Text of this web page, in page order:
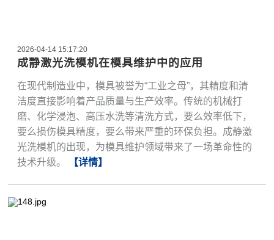
2026-04-14 15:17:20
成静激光洗模机在模具维护中的应用
在现代制造业中，模具被誉为“工业之母”，其精度和清
洁度直接影响着产品质量与生产效率。传统的机械打
磨、化学浸泡、高压水洗等清洗方式，要么效率低下，
要么损伤模具精度，要么带来严重的环保负担。成静激
光洗模机的出现，为模具维护领域带来了一场革命性的
技术升级。
【详情】